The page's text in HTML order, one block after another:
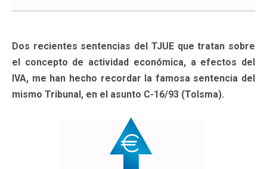
Dos recientes sentencias del TJUE que tratan sobre
el concepto de actividad económica, a efectos del
IVA, me han hecho recordar la famosa sentencia del
mismo Tribunal, en el asunto C-16/93 (Tolsma).